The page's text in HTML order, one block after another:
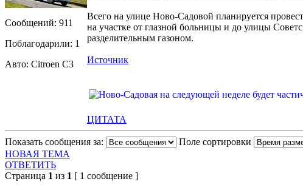
Сообщений: 911
Поблагодарили: 1
Авто: Citroen C3
Всего на улице Ново-Садовой планируется
на участке от глазной больницы и до улицы
разделительным газоном.
Источник
ЦИТАТА
Показать сообщения за:
Поле сортировки
НОВАЯ ТЕМА
ОТВЕТИТЬ
Страница 1 из 1 [ 1 сообщение ]